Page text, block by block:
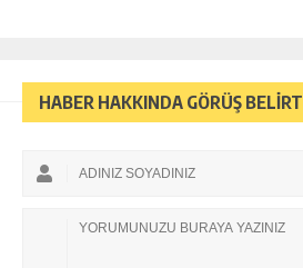
HABER HAKKINDA GÖRÜŞ BELİRT